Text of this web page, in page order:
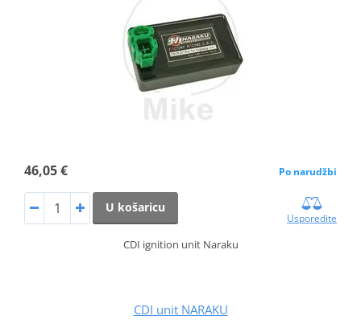
46,05 € Po narudžbi
U košaricu
Usporedite
CDI ignition unit Naraku
CDI unit NARAKU